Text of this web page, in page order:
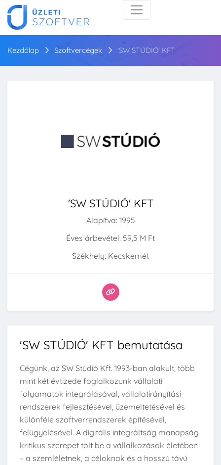
Kezdőlap Szoftvercégek 'SW STÚDIÓ' KFT
'SW STÚDIÓ' KFT
Alapítva: 1995
Éves árbevétel: 59,5 M Ft
Székhely: Kecskemét
'SW STÚDIÓ' KFT bemutatása
Cégünk, az SW Stúdió Kft. 1993-ban alakult, több
mint két évtizede foglalkozunk vállalati
folyamatok integrálásával, vállalatirányítási
rendszerek fejlesztésével, üzemeltetésével és
különféle szoftverrendszerek építésével,
felügyelésével. A digitális integráltság manapság
kritikus szerepet tölt be a vállalkozások életében
– a szemléletnek, a céloknak és a hosszú távú